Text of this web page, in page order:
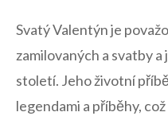
Svatý Valentýn ‍je
zamilovaných a svatby ‍a
století. Jeho životní
legendami a příběhy,